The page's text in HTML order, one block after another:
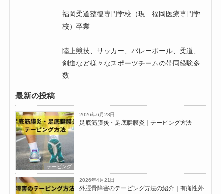
福岡柔道整復専門学校（現 福岡医療専門学
校）卒業
陸上競技、サッカー、バレーボール、柔道、
剣道など様々なスポーツチームの帯同経験多
数
最新の投稿
テーピング
2026年6月23日
足底筋膜炎・足底腱膜炎｜テーピング方法
2026年4月21日
外脛骨障害のテーピング方法の紹介｜有痛性外